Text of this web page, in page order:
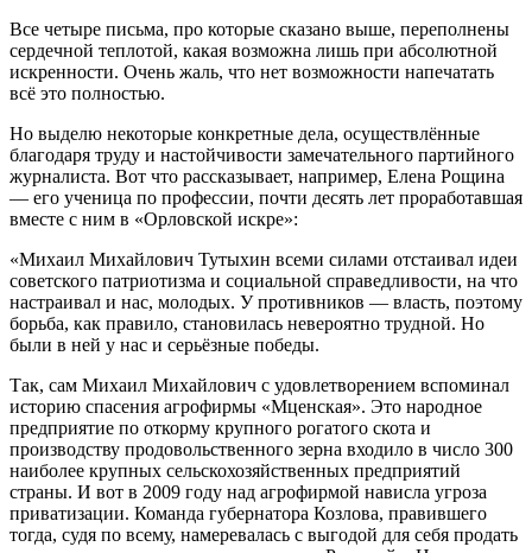
Все четыре письма, про которые сказано выше, переполнены
сердечной теплотой, какая возможна лишь при абсолютной
искренности. Очень жаль, что нет возможности напечатать
всё это полностью.
Но выделю некоторые конкретные дела, осуществлённые
благодаря труду и настойчивости замечательного партийного
журналиста. Вот что рассказывает, например, Елена Рощина
— его ученица по профессии, почти десять лет проработавшая
вместе с ним в «Орловской искре»:
«Михаил Михайлович Тутыхин всеми силами отстаивал идеи
советского патриотизма и социальной справедливости, на что
настраивал и нас, молодых. У противников — власть, поэтому
борьба, как правило, становилась невероятно трудной. Но
были в ней у нас и серьёзные победы.
Так, сам Михаил Михайлович с удовлетворением вспоминал
историю спасения агрофирмы «Мценская». Это народное
предприятие по откорму крупного рогатого скота и
производству продовольственного зерна входило в число 300
наиболее крупных сельскохозяйственных предприятий
страны. И вот в 2009 году над агрофирмой нависла угроза
приватизации. Команда губернатора Козлова, правившего
тогда, судя по всему, намеревалась с выгодой для себя продать